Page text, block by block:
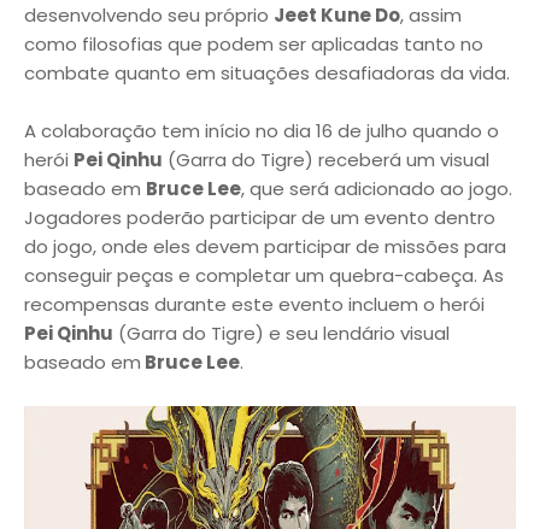
desenvolvendo seu próprio Jeet Kune Do, assim
como filosofias que podem ser aplicadas tanto no
combate quanto em situações desafiadoras da vida.
A colaboração tem início no dia 16 de julho quando o
herói Pei Qinhu (Garra do Tigre) receberá um visual
baseado em Bruce Lee, que será adicionado ao jogo.
Jogadores poderão participar de um evento dentro
do jogo, onde eles devem participar de missões para
conseguir peças e completar um quebra-cabeça. As
recompensas durante este evento incluem o herói
Pei Qinhu (Garra do Tigre) e seu lendário visual
baseado em Bruce Lee.